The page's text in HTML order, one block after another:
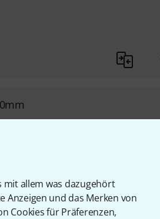
mit allem was dazugehört
Anzeigen und das Merken von
Cookies für Präferenzen,